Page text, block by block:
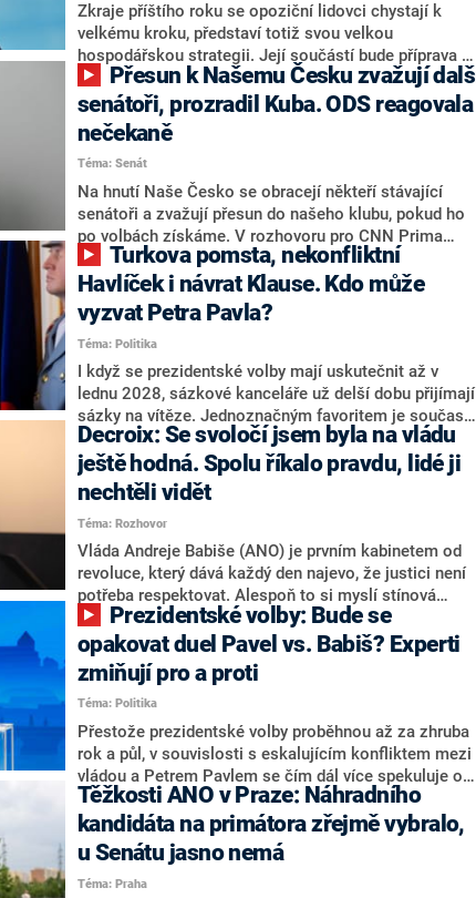
Zkraje příštího roku se opoziční lidovci chystají k
velkému kroku, představí totiž svou velkou
hospodářskou strategii. Její součástí bude příprava na
stárnutí populace, řekl ve středu na setkání s novináři
nový předseda lidovců Jan Grolich. Ten zároveň v
senátních volbách kandiduje ve Vyškově. Popsal i
aktivitu opozice, o níž vládní strany nebo političtí
komentátoři mluví jako o slabé a v defenzivě. „Je to
úmorná práce upozorňovat na chyby vlády. Ministři s
námi navíc nechodí do debat. Chceme ale ukazovat
svoje témata,“ odpověděl Grolich na dotaz CNN Prima
NEWS.
senátoři, prozradil Kuba. ODS reagovala
nečekaně
Téma: Senát
Na hnutí Naše Česko se obracejí někteří stávající
senátoři a zvažují přesun do našeho klubu, pokud ho
po volbách získáme. V rozhovoru pro CNN Prima
NEWS to řekl zakladatel hnutí a jihočeský hejtman
Martin Kuba. Konkrétní nebyl, ale získat by takto mohl
například senátora Zdeňka Hrabu, který je dnes
součástí klubu ODS a TOP 09. Hraba to na dotaz
redakce nevyloučil. Předseda klubu senátorů ODS
Zdeněk Nytra redakci řekl, že počítá s odchodem
některých senátorů z klubu a že Naše Česko není
nepřítel, ale soupeř.
Havlíček i návrat Klause. Kdo může
vyzvat Petra Pavla?
Téma: Politika
I když se prezidentské volby mají uskutečnit až v
lednu 2028, sázkové kanceláře už delší dobu přijímají
sázky na vítěze. Jednoznačným favoritem je současná
hlava státu Petr Pavel. Daleko za ním pak bookmakeři
zmiňují dva výrazné politiky ANO, tedy premiéra
Andreje Babiše a ministra průmyslu Karla Havlíčka.
Oblíbeným tipem samotných sázkařů je poslanec za
Motoristy Filip Turek. Politolog Jan Kubáček nicméně
o případné kandidatuře kohokoliv ze zmíněné trojice
značně pochybuje. Podle něj současná koalice dosud
nemá osobu, která by Pavlovi mohla konkurovat.
Decroix: Se svoločí jsem byla na vládu
ještě hodná. Spolu říkalo pravdu, lidé ji
nechtěli vidět
Téma: Rozhovor
Vláda Andreje Babiše (ANO) je prvním kabinetem od
revoluce, který dává každý den najevo, že justici není
potřeba respektovat. Alespoň to si myslí stínová
ministryně spravedlnosti ODS Eva Decroix. V
rozhovoru pro CNN Prima NEWS si nebrala servítky
ohledně politického výkonu svého nástupce Jeronýma
Tejce (za ANO) či vládní zmocněnkyně pro lidská
práva Taťány Malé (ANO). Označením „svoloč“ na
adresu vlády prý byla ještě hodná. Decroix se také
vrátila k volební porážce koalice Spolu či promluvila o
hnutí Naše Česko Martina Kuby.
opakovat duel Pavel vs. Babiš? Experti
zmiňují pro a proti
Téma: Politika
Přestože prezidentské volby proběhnou až za zhruba
rok a půl, v souvislosti s eskalujícím konfliktem mezi
vládou a Petrem Pavlem se čím dál více spekuluje o
tom, koho by do bitvy o Hrad mohla vyslat současná
koalice. Někteří političtí komentátoři znovu vytahují
jméno premiéra Andreje Babiše (ANO). Jak moc je
pravděpodobné, že se v prezidentských volbách 2028
bude znovu opakovat souboj z roku 2023?
Těžkosti ANO v Praze: Náhradního
kandidáta na primátora zřejmě vybralo,
u Senátu jasno nemá
Téma: Praha